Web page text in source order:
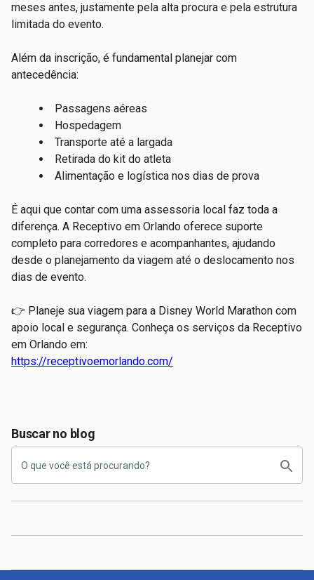
meses antes, justamente pela alta procura e pela estrutura
limitada do evento.
Além da inscrição, é fundamental planejar com
antecedência:
Passagens aéreas
Hospedagem
Transporte até a largada
Retirada do kit do atleta
Alimentação e logística nos dias de prova
É aqui que contar com uma assessoria local faz toda a
diferença. A Receptivo em Orlando oferece suporte
completo para corredores e acompanhantes, ajudando
desde o planejamento da viagem até o deslocamento nos
dias de evento.
👉 Planeje sua viagem para a Disney World Marathon com
apoio local e segurança. Conheça os serviços da Receptivo
em Orlando em:
https://receptivoemorlando.com/
Buscar no blog